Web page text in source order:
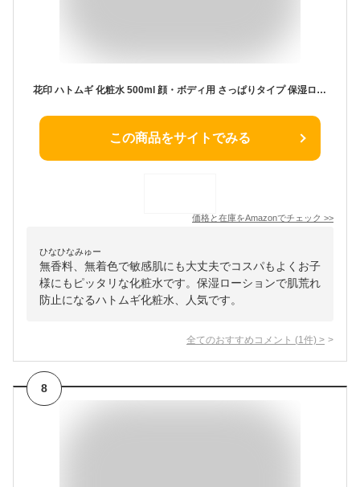
花印 ハトムギ 化粧水 500ml 顔・ボディ用 さっぱりタイプ 保湿ローション 無香料 けしょうすい 透明肌
この商品をサイトでみる
価格と在庫をAmazonでチェック >>
ひなひなみゅー
無香料、無着色で敏感肌にも大丈夫でコスパもよくお子
様にもピッタリな化粧水です。保湿ローションで肌荒れ
防止になるハトムギ化粧水、人気です。
全てのおすすめコメント (1 件) >
8